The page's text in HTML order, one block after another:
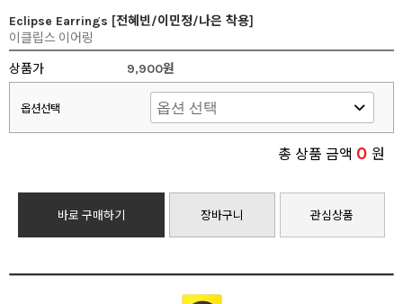
Eclipse Earrings [전혜빈/이민정/나은 착용]
이클립스 이어링
상품가
9,900원
옵션선택
총 상품 금액 0 원
바로 구매하기 장바구니 관심상품